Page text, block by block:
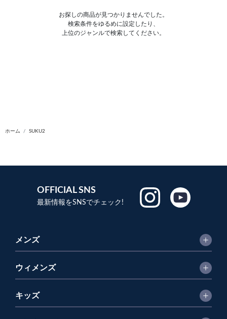
お探しの商品が見つかりませんでした。
検索条件をゆるめに設定したり、
上位のジャンルで検索してください。
ホーム SUKU2
OFFICIAL SNS
最新情報をSNSでチェック!
メンズ
ウィメンズ
キッズ